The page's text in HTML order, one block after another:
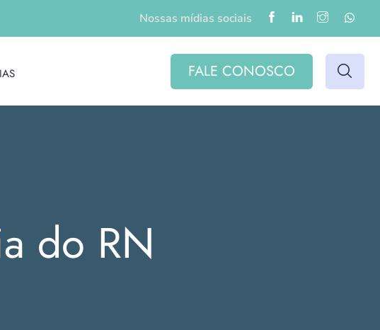
Nossas mídias sociais
FALE CONOSCO
do RN